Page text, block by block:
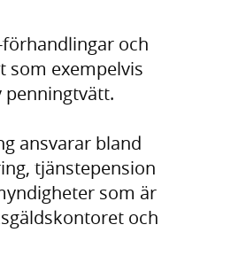
och
som exempelvis
penningtvätt.
ansvarar bland
tjänstepension
som är
och